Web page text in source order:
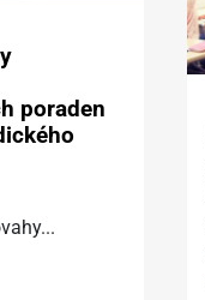
poraden
...